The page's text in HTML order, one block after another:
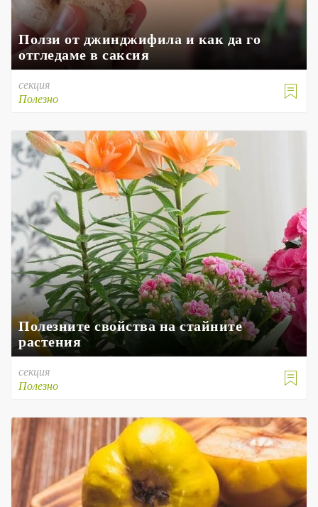
Ползи от джинджифила и как да го
отгледаме в саксия

секция
Полезно
Полезните свойства на стайните
растения

секция
Полезно